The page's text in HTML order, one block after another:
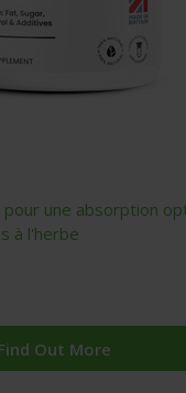
une absorption
à l'herbe
Out More